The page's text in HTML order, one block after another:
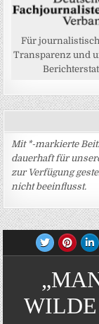
Für
Transparenz und
Mit *-markierte
dauerhaft für
zur Verfügung
nicht beeinflusst.